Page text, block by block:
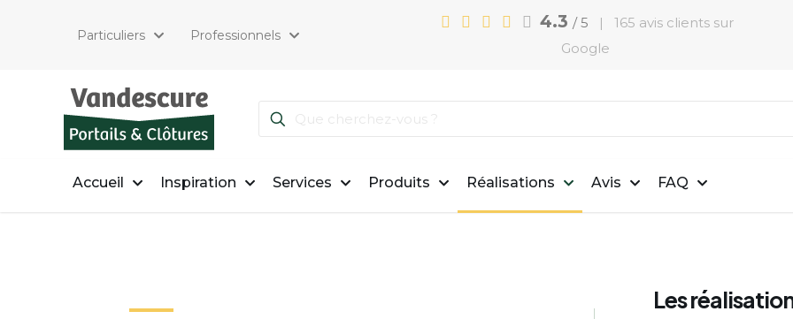
Particuliers Professionnels
4.3 / 5
| 165 avis clients sur
Google
Accueil Inspiration Services Produits Réalisations Avis FAQ
Les